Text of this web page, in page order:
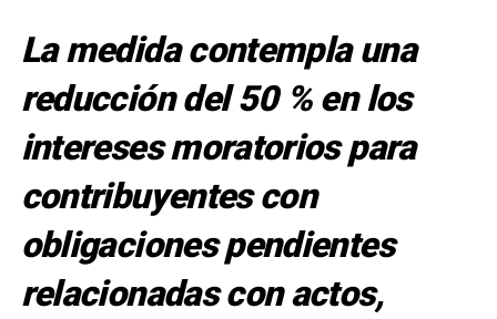
La medida contempla una
reducción del 50 % en los
intereses moratorios para
contribuyentes con
obligaciones pendientes
relacionadas con actos,